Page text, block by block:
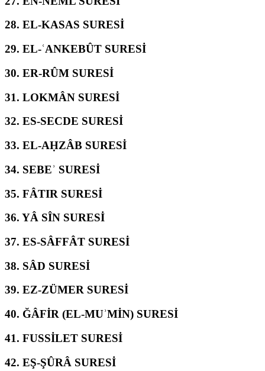
28. EL-KASAS SURESİ
29. EL-ʿANKEBÛT SURESİ
30. ER-RÛM SURESİ
31. LOKMÂN SURESİ
32. ES-SECDE SURESİ
33. EL-AḤZÂB SURESİ
34. SEBEʾ SURESİ
35. FÂTIR SURESİ
36. YÂ SÎN SURESİ
37. ES-SÂFFÂT SURESİ
38. SÂD SURESİ
39. EZ-ZÜMER SURESİ
40. ĞÂFİR (EL-MUʾMİN) SURESİ
41. FUSSİLET SURESİ
42. EŞ-ŞÛRÂ SURESİ